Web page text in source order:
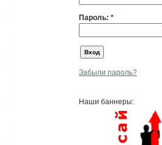
Пароль: *
Забыли пароль?
Наши баннеры: